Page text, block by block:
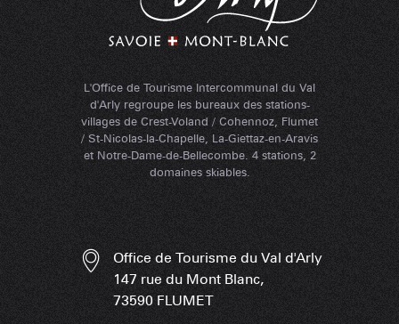
L'Office de Tourisme Intercommunal du Val
d'Arly regroupe les bureaux des stations-
villages de Crest-Voland / Cohennoz, Flumet
/ St-Nicolas-la-Chapelle, La-Giettaz-en-Aravis
et Notre-Dame-de-Bellecombe. 4 stations, 2
domaines skiables.
Office de Tourisme du Val d'Arly
147 rue du Mont Blanc,
73590 FLUMET